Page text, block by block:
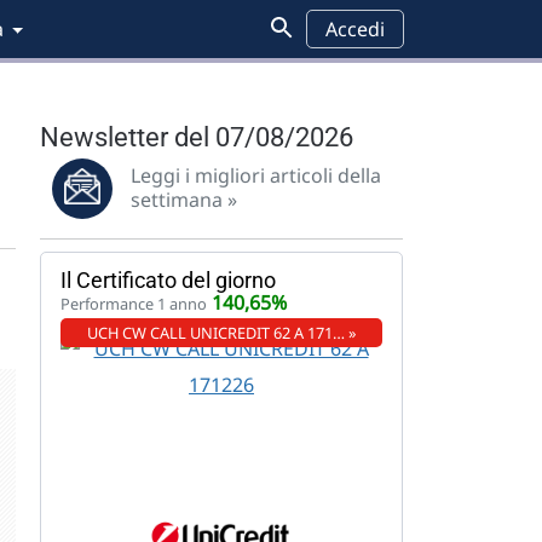
Accedi
Newsletter del 07/08/2026
Leggi i migliori articoli della
settimana »
Il Certificato del giorno
Performance 1 anno 140,65%
UCH CW CALL UNICREDIT 62 A 171… »